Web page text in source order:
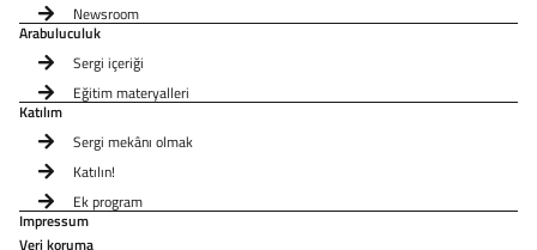
Newsroom
Arabuluculuk
Sergi içeriği
Eğitim materyalleri
Katılım
Sergi mekânı olmak
Katılın!
Ek program
Impressum
Veri koruma